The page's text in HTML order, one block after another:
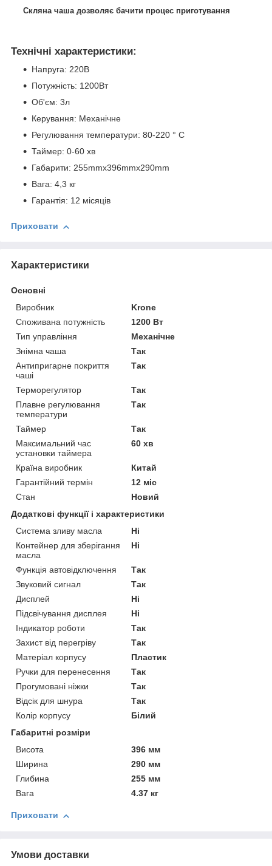
Скляна чаша дозволяє бачити процес приготування
Технічні характеристики:
Напруга: 220В
Потужність: 1200Вт
Об'єм: 3л
Керування: Механічне
Регулювання температури: 80-220 ° С
Таймер: 0-60 хв
Габарити: 255mmx396mmx290mm
Вага: 4,3 кг
Гарантія: 12 місяців
Приховати
Характеристики
Основні
Виробник
Krone
Споживана потужність
1200 Вт
Тип управління
Механічне
Знімна чаша
Так
Антипригарне покриття
чаші
Так
Терморегулятор
Так
Плавне регулювання
температури
Так
Таймер
Так
Максимальний час
установки таймера
60 хв
Країна виробник
Китай
Гарантійний термін
12 міс
Стан
Новий
Додаткові функції і характеристики
Система зливу масла
Ні
Контейнер для зберігання
масла
Ні
Функція автовідключення
Так
Звуковий сигнал
Так
Дисплей
Ні
Підсвічування дисплея
Ні
Індикатор роботи
Так
Захист від перегріву
Так
Матеріал корпусу
Пластик
Ручки для перенесення
Так
Прогумовані ніжки
Так
Відсік для шнура
Так
Колір корпусу
Білий
Габаритні розміри
Висота
396 мм
Ширина
290 мм
Глибина
255 мм
Вага
4.37 кг
Приховати
Умови доставки